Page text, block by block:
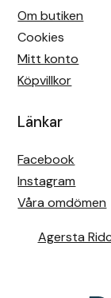
Om butiken
Cookies
Mitt konto
Köpvillkor
Länkar
Facebook
Instagram
Våra omdömen
Agersta